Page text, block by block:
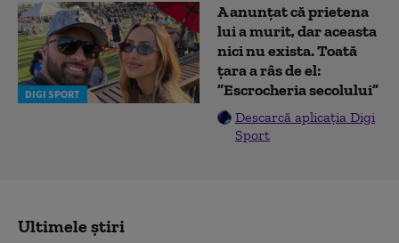
DIGI SPORT
A anunțat că prietena
lui a murit, dar aceasta
nici nu exista. Toată
țara a râs de el:
”Escrocheria secolului”
Descarcă aplicația Digi
Sport
Ultimele știri